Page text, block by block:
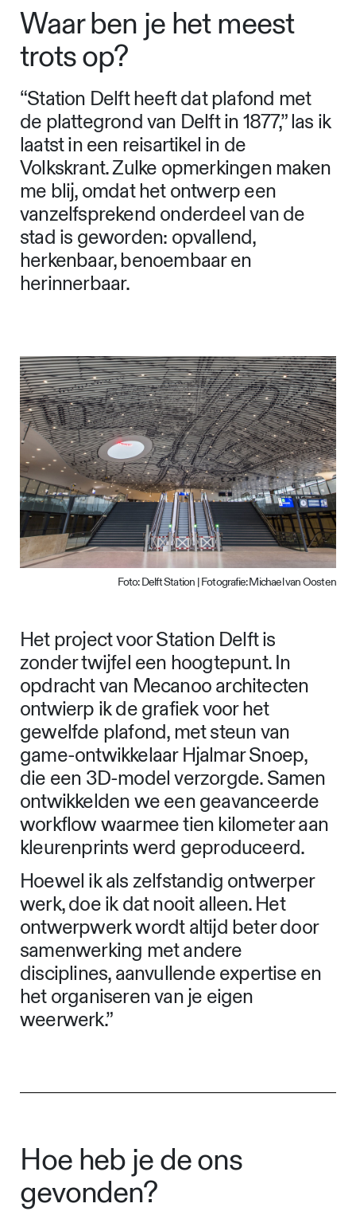
Waar ben je het meest
trots op?
“Station Delft heeft dat plafond met
de plattegrond van Delft in 1877,” las ik
laatst in een reisartikel in de
Volkskrant. Zulke opmerkingen maken
me blij, omdat het ontwerp een
vanzelfsprekend onderdeel van de
stad is geworden: opvallend,
herkenbaar, benoembaar en
herinnerbaar.
Foto: Delft Station | Fotografie: Michael van Oosten
Het project voor Station Delft is
zonder twijfel een hoogtepunt. In
opdracht van Mecanoo architecten
ontwierp ik de grafiek voor het
gewelfde plafond, met steun van
game-ontwikkelaar Hjalmar Snoep,
die een 3D-model verzorgde. Samen
ontwikkelden we een geavanceerde
workflow waarmee tien kilometer aan
kleurenprints werd geproduceerd.
Hoewel ik als zelfstandig ontwerper
werk, doe ik dat nooit alleen. Het
ontwerpwerk wordt altijd beter door
samenwerking met andere
disciplines, aanvullende expertise en
het organiseren van je eigen
weerwerk.”
Hoe heb je de ons
gevonden?